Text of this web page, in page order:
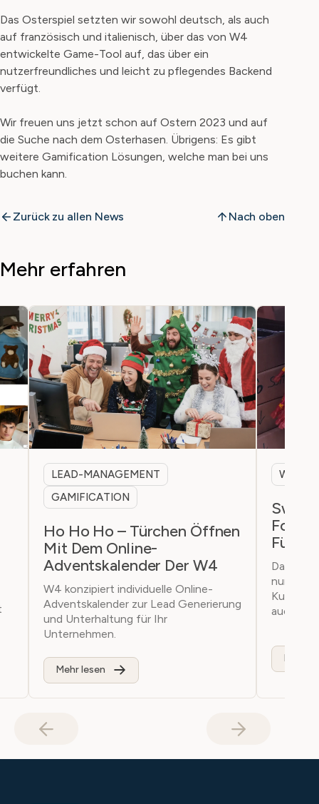
Das Osterspiel setzten wir sowohl deutsch, als auch
auf französisch und italienisch, über das von W4
entwickelte Game-Tool auf, das über ein
nutzerfreundliches und leicht zu pflegendes Backend
verfügt.
Wir freuen uns jetzt schon auf Ostern 2023 und auf
die Suche nach dem Osterhasen. Übrigens: Es gibt
weitere Gamification Lösungen, welche man bei uns
buchen kann.
Zurück zu allen News Nach oben
Mehr erfahren
LEAD-MANAGEMENT
GAMIFICATION
Ho Ho Ho – Türchen Öffnen
Mit Dem Online-
Adventskalender Der W4
W4 konzipiert individuelle Online-
Adventskalender zur Lead Generierung
und Unterhaltung für Ihr
Unternehmen.
Mehr lesen
Swiss
Für
Das
nur
Kunden
auch
Mehr